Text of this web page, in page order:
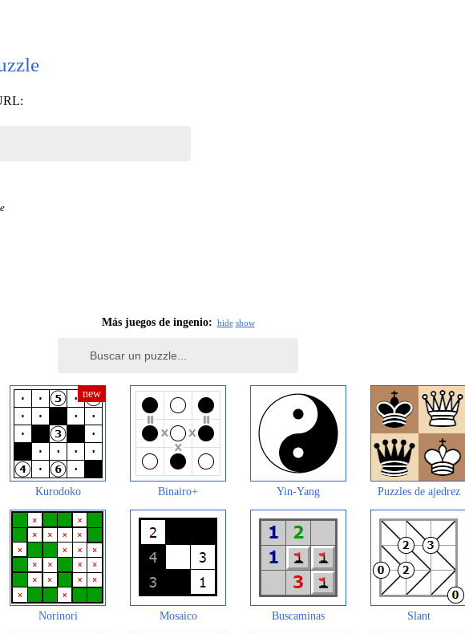
Más juegos de ingenio: hide show
Kurodoko Binairo+ Yin-Yang Puzzles de ajedrez
Norinori Mosaico Buscaminas Slant